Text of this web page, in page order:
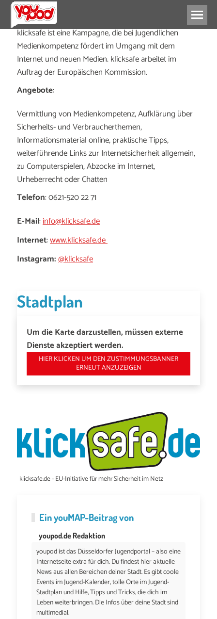
klicksafe ist eine Kampagne, die bei Jugendlichen
Medienkompetenz fördert im Umgang mit dem
Internet und neuen Medien. klicksafe arbeitet im
Auftrag der Europäischen Kommission.
Angebote:
Vermittlung von Medienkompetenz, Aufklärung über
Sicherheits- und Verbraucherthemen,
Informationsmaterial online, praktische Tipps,
weiterführende Links zur Internetsicherheit allgemein,
zu Computerspielen, Abzocke im Internet,
Urheberrecht oder Chatten
Telefon: 0621-520 22 71
E-Mail:info@klicksafe.de
Internet:www.klicksafe.de
Instagram:@klicksafe
Stadtplan
Um die Karte darzustellen, müssen externe
Dienste akzeptiert werden.
HIER KLICKEN UM DEN ZUSTIMMUNGSBANNER
ERNEUT ANZUZEIGEN
klicksafe.de - EU-Initiative für mehr Sicherheit im Netz
EinyouMAP-Beitrag von
youpod.de Redaktion
youpod ist das Düsseldorfer Jugendportal – also eine
Internetseite extra für dich. Du findest hier aktuelle
News aus allen Bereichen deiner Stadt. Es gibt coole
Events im Jugend-Kalender, tolle Orte im Jugend-
Stadtplan und Hilfe, Tipps und Tricks, die dich im
Leben weiterbringen. Die Infos über deine Stadt sind
multimedial.